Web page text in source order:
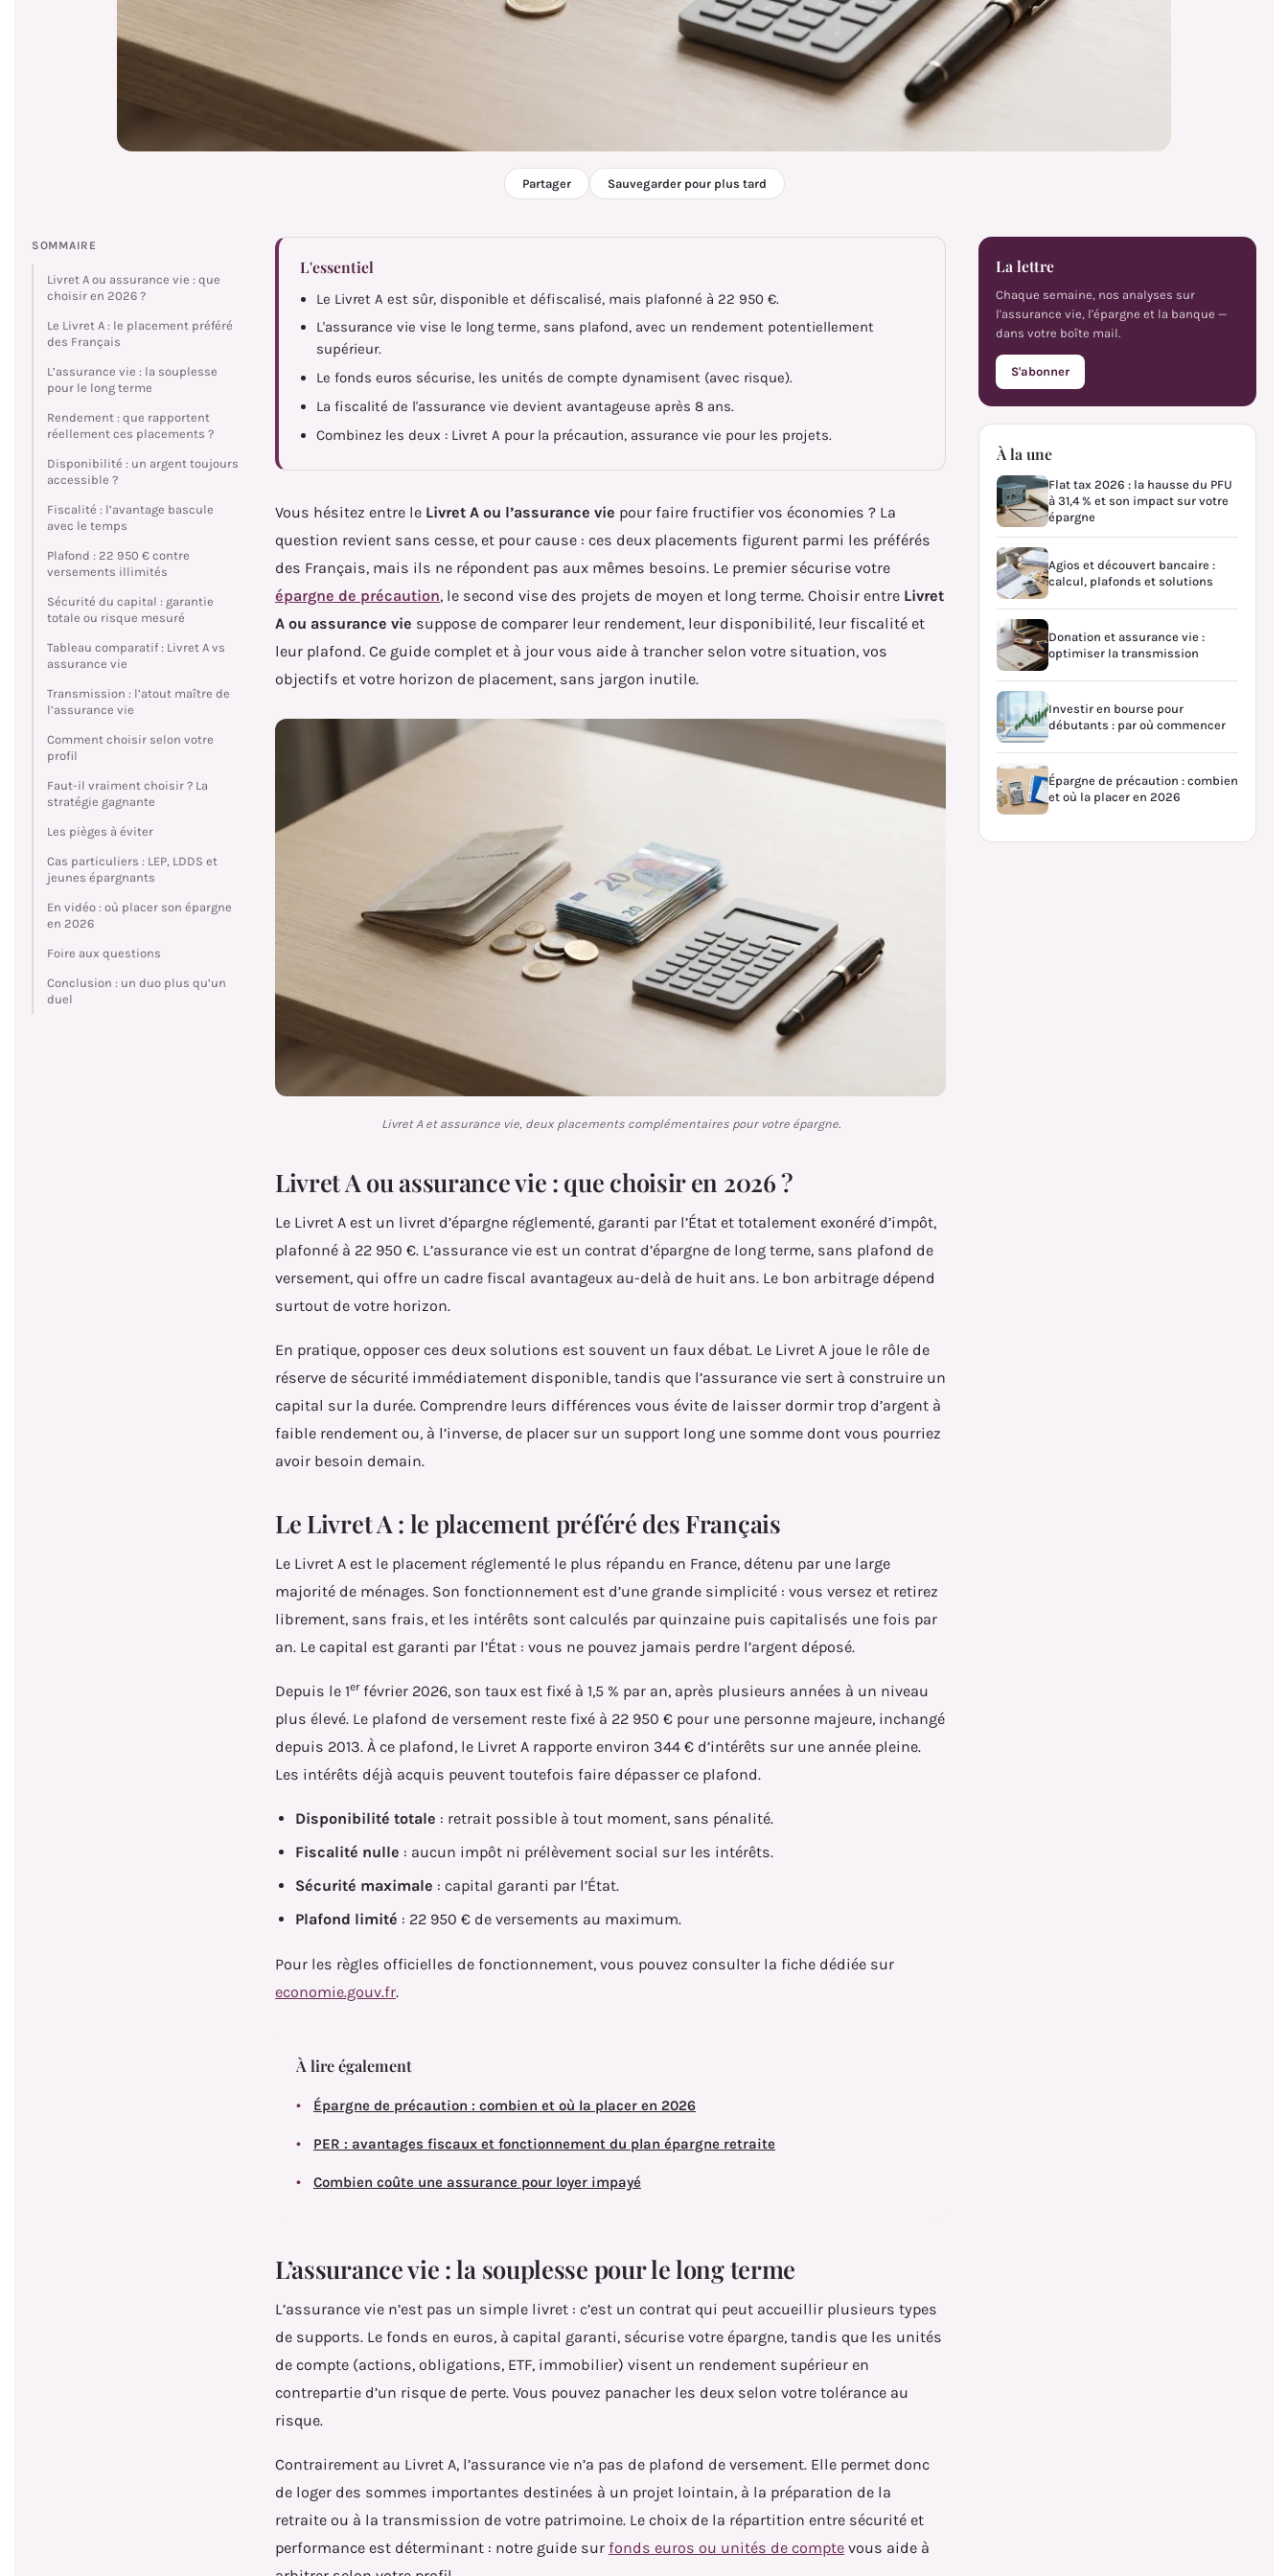
Partager Sauvegarder pour plus tard
SOMMAIRE
Livret A ou assurance vie : que
choisir en 2026 ?
Le Livret A : le placement préféré
des Français
L’assurance vie : la souplesse
pour le long terme
Rendement : que rapportent
réellement ces placements ?
Disponibilité : un argent toujours
accessible ?
Fiscalité : l’avantage bascule
avec le temps
Plafond : 22 950 € contre
versements illimités
Sécurité du capital : garantie
totale ou risque mesuré
Tableau comparatif : Livret A vs
assurance vie
Transmission : l’atout maître de
l’assurance vie
Comment choisir selon votre
profil
Faut-il vraiment choisir ? La
stratégie gagnante
Les pièges à éviter
Cas particuliers : LEP, LDDS et
jeunes épargnants
En vidéo : où placer son épargne
en 2026
Foire aux questions
Conclusion : un duo plus qu’un
duel
L'essentiel
Le Livret A est sûr, disponible et défiscalisé, mais plafonné à 22 950 €.
L'assurance vie vise le long terme, sans plafond, avec un rendement potentiellement
supérieur.
Le fonds euros sécurise, les unités de compte dynamisent (avec risque).
La fiscalité de l'assurance vie devient avantageuse après 8 ans.
Combinez les deux : Livret A pour la précaution, assurance vie pour les projets.
Vous hésitez entre le Livret A ou l’assurance vie pour faire fructifier vos économies ? La
question revient sans cesse, et pour cause : ces deux placements figurent parmi les préférés
des Français, mais ils ne répondent pas aux mêmes besoins. Le premier sécurise votre
épargne de précaution, le second vise des projets de moyen et long terme. Choisir entre Livret
A ou assurance vie suppose de comparer leur rendement, leur disponibilité, leur fiscalité et
leur plafond. Ce guide complet et à jour vous aide à trancher selon votre situation, vos
objectifs et votre horizon de placement, sans jargon inutile.
Livret A et assurance vie, deux placements complémentaires pour votre épargne.
Livret A ou assurance vie : que choisir en 2026 ?
Le Livret A est un livret d’épargne réglementé, garanti par l’État et totalement exonéré d’impôt,
plafonné à 22 950 €. L’assurance vie est un contrat d’épargne de long terme, sans plafond de
versement, qui offre un cadre fiscal avantageux au-delà de huit ans. Le bon arbitrage dépend
surtout de votre horizon.
En pratique, opposer ces deux solutions est souvent un faux débat. Le Livret A joue le rôle de
réserve de sécurité immédiatement disponible, tandis que l’assurance vie sert à construire un
capital sur la durée. Comprendre leurs différences vous évite de laisser dormir trop d’argent à
faible rendement ou, à l’inverse, de placer sur un support long une somme dont vous pourriez
avoir besoin demain.
Le Livret A : le placement préféré des Français
Le Livret A est le placement réglementé le plus répandu en France, détenu par une large
majorité de ménages. Son fonctionnement est d’une grande simplicité : vous versez et retirez
librement, sans frais, et les intérêts sont calculés par quinzaine puis capitalisés une fois par
an. Le capital est garanti par l’État : vous ne pouvez jamais perdre l’argent déposé.
Depuis le 1erfévrier 2026, son taux est fixé à 1,5 % par an, après plusieurs années à un niveau
plus élevé. Le plafond de versement reste fixé à 22 950 € pour une personne majeure, inchangé
depuis 2013. À ce plafond, le Livret A rapporte environ 344 € d’intérêts sur une année pleine.
Les intérêts déjà acquis peuvent toutefois faire dépasser ce plafond.
Disponibilité totale : retrait possible à tout moment, sans pénalité.
Fiscalité nulle : aucun impôt ni prélèvement social sur les intérêts.
Sécurité maximale : capital garanti par l’État.
Plafond limité : 22 950 € de versements au maximum.
Pour les règles officielles de fonctionnement, vous pouvez consulter la fiche dédiée sur
economie.gouv.fr.
À lire également
Épargne de précaution : combien et où la placer en 2026
PER : avantages fiscaux et fonctionnement du plan épargne retraite
Combien coûte une assurance pour loyer impayé
L’assurance vie : la souplesse pour le long terme
L’assurance vie n’est pas un simple livret : c’est un contrat qui peut accueillir plusieurs types
de supports. Le fonds en euros, à capital garanti, sécurise votre épargne, tandis que les unités
de compte (actions, obligations, ETF, immobilier) visent un rendement supérieur en
contrepartie d’un risque de perte. Vous pouvez panacher les deux selon votre tolérance au
risque.
Contrairement au Livret A, l’assurance vie n’a pas de plafond de versement. Elle permet donc
de loger des sommes importantes destinées à un projet lointain, à la préparation de la
retraite ou à la transmission de votre patrimoine. Le choix de la répartition entre sécurité et
performance est déterminant : notre guide sur fonds euros ou unités de compte vous aide à
La lettre
Chaque semaine, nos analyses sur
l'assurance vie, l'épargne et la banque —
dans votre boîte mail.
S'abonner
À la une
Flat tax 2026 : la hausse du PFU
à 31,4 % et son impact sur votre
épargne
Agios et découvert bancaire :
calcul, plafonds et solutions
Donation et assurance vie :
optimiser la transmission
Investir en bourse pour
débutants : par où commencer
Épargne de précaution : combien
et où la placer en 2026